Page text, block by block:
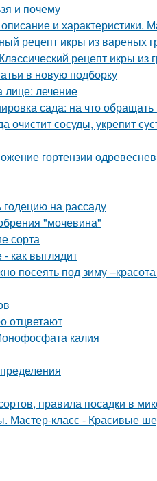
и почему
и характеристики.
рецепт икры из вареных
рецепт икры из
в новую подборку
лице: лечение
сада: на что
сосуды, укрепит
гортензии
годецию на рассаду
"мочевина"
сорта
как выглядит
посеять под зиму
отцветают
калия
правила посадки в
Мастер-класс - Красивые